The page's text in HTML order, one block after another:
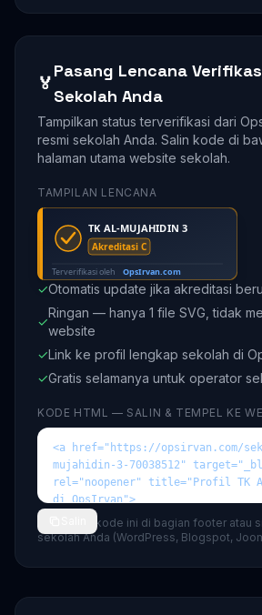
🏅
Pasang Lencana
Sekolah Anda
Tampilkan status terverifikasi dari
resmi sekolah Anda. Salin kode di
halaman utama website sekolah.
TAMPILAN LENCANA
✓Otomatis update jika akreditasi
✓
Ringan — hanya 1 file SVG, tidak
website
✓Link ke profil lengkap sekolah di
✓Gratis selamanya untuk operator
KODE HTML — SALIN & TEMPEL KE
💡 Tempel kode ini di bagian footer atau
sekolah Anda (WordPress, Blogspot,